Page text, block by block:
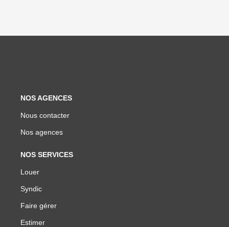
NOS AGENCES
Nous contacter
Nos agences
NOS SERVICES
Louer
Syndic
Faire gérer
Estimer